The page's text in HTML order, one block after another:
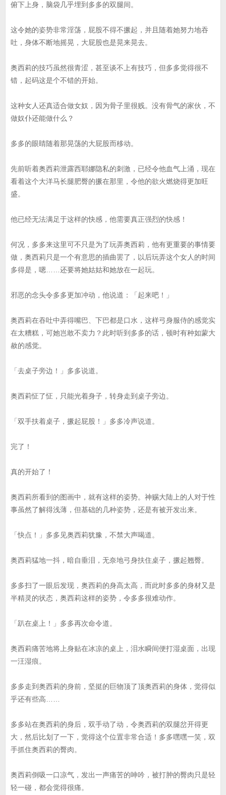
俯下上身，脑袋几乎埋到多多的双腿间。
这令她的姿势非常淫荡，屁股不得不撅起，并且随着她努力地吞
吐，身体不断地摇晃，大屁股也是晃来晃去。
奥西莉的技巧虽然很青涩，甚至谈不上有技巧，但多多觉得很不
错，起码这是个不错的开始。
这种女人还真适合做女奴，因为骨子里很贱。没有骨气的家伙，不
做奴仆还能做什么？
多多的眼睛随着那晃荡的大屁股而移动。
先前听着奥西莉泄露西耶娜隐私的刺激，已经令他血气上涌，现在
看着这个大洋马长腿肥臀的撅在那里，令他的欲火燃烧得更加旺
盛。
他已经无法满足于这样的快感，他需要真正强烈的快感！
何况，多多来这里可不只是为了玩弄奥西莉，他有更重要的事情要
做，奥西莉只是一个有意思的插曲罢了，以后玩弄这个女人的时间
多得是，嗯……还要将她姑姑和她放在一起玩。
邪恶的念头令多多更加冲动，他说道：「起来吧！」
奥西莉在吞吐中弄得嘴巴、下巴都是口水，这样弓身服侍的感觉实
在太糟糕，可她岂敢不卖力？此时听到多多的话，顿时有种如蒙大
赦的感觉。
「去桌子旁边！」多多说道。
奥西莉怔了怔，只能光着身子，转身走到桌子旁边。
「双手扶着桌子，撅起屁股！」多多冷声说道。
完了！
真的开始了！
奥西莉所看到的图画中，就有这样的姿势。神赐大陆上的人对于性
事虽然了解得浅薄，但基础的几种姿势，还是有被开发出来。
「快点！」多多见奥西莉犹豫，不禁大声喝道。
奥西莉猛地一抖，暗自垂泪，无奈地弓身扶住桌子，撅起翘臀。
多多扫了一眼后发现，奥西莉的身高太高，而此时多多的身材又是
半精灵的状态，奥西莉这样的姿势，令多多很难动作。
「趴在桌上！」多多再次命令道。
奥西莉痛苦地将上身贴在冰凉的桌上，泪水瞬间便打湿桌面，出现
一汪湿痕。
多多走到奥西莉的身前，坚挺的巨物顶了顶奥西莉的身体，觉得似
乎还有些高……
多多站在奥西莉的身后，双手动了动，令奥西莉的双腿岔开得更
大，然后比划了一下，觉得这个位置非常合适！多多嘿嘿一笑，双
手抓住奥西莉的臀肉。
奥西莉倒吸一口凉气，发出一声痛苦的呻吟，被打肿的臀肉只是轻
轻一碰，都会觉得很痛。